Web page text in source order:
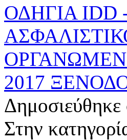
ΟΔΗΓΙΑ
2017
Στην